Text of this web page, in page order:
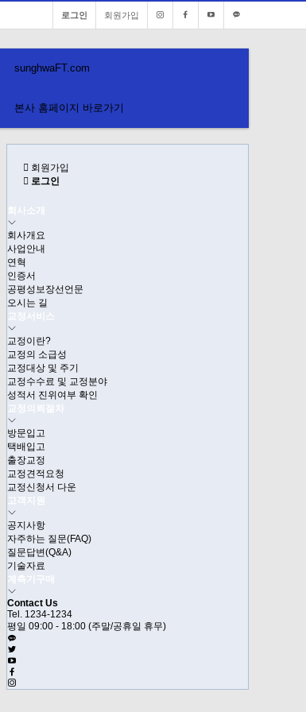
회원가입
로그인
sunghwaFT.com
본사 홈페이지 바로가기
회원가입
로그인
회사소개
회사개요
사업안내
연혁
인증서
공평성보장선언문
오시는 길
교정서비스
교정이란?
교정의 소급성
교정대상 및 주기
교정수수료 및 교정분야
성적서 진위여부 확인
교정의뢰절차
방문입고
택배입고
출장교정
교정견적요청
교정신청서 다운
고객지원
공지사항
자주하는 질문(FAQ)
질문답변(Q&A)
기술자료
계측기구매
Contact Us
Tel. 1234-1234
평일 09:00 - 18:00 (주말/공휴일 휴무)